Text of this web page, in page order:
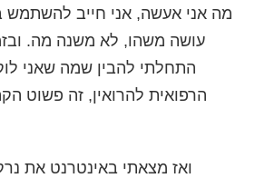
מה אני אעשה, אני חייב להשתמש
עושה משהו, לא משנה מה.
התחלתי להבין שמה שאני
הרפואית להרואין, זה פשוט
ואז מצאתי באינטרנט את